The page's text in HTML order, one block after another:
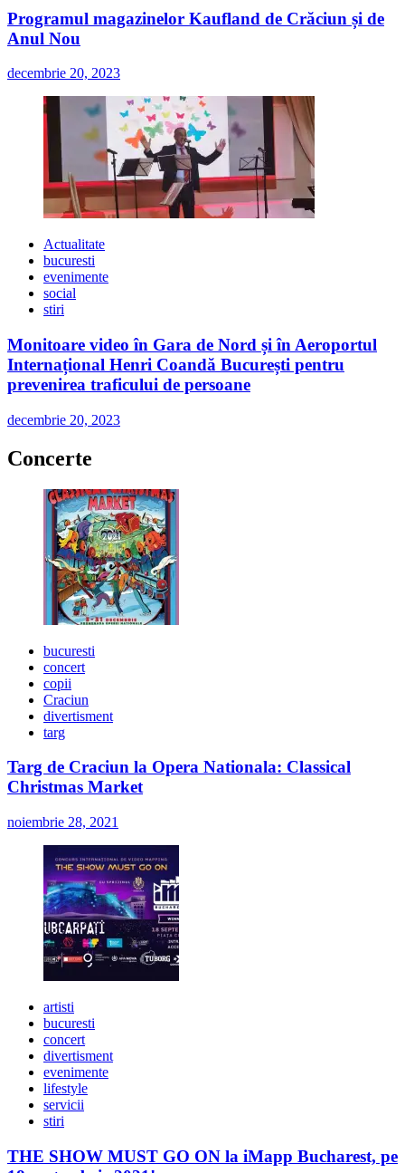
Programul magazinelor Kaufland de Crăciun și de
Anul Nou
decembrie 20, 2023
Actualitate
bucuresti
evenimente
social
stiri
Monitoare video în Gara de Nord și în Aeroportul
Internațional Henri Coandă București pentru
prevenirea traficului de persoane
decembrie 20, 2023
Concerte
bucuresti
concert
copii
Craciun
divertisment
targ
Targ de Craciun la Opera Nationala: Classical
Christmas Market
noiembrie 28, 2021
artisti
bucuresti
concert
divertisment
evenimente
lifestyle
servicii
stiri
THE SHOW MUST GO ON la iMapp Bucharest, pe